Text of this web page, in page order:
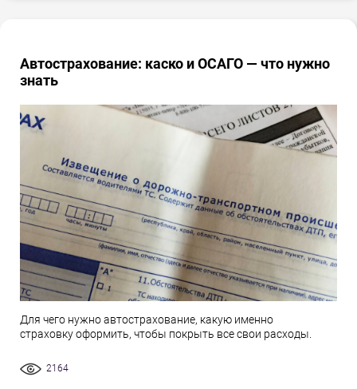
Автострахование: каско и ОСАГО — что нужно
знать
Для чего нужно автострахование, какую именно
страховку оформить, чтобы покрыть все свои расходы.
2164